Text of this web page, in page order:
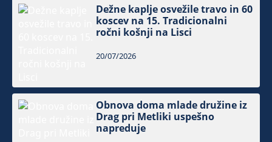
Dežne kaplje osvežile travo in 60
koscev na 15. Tradicionalni
ročni košnji na Lisci
20/07/2026
Obnova doma mlade družine iz
Drag pri Metliki uspešno
napreduje